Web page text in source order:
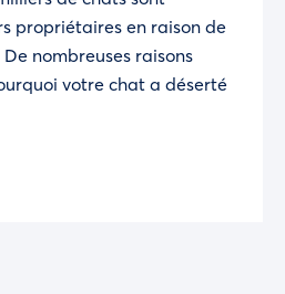
propriétaires en raison de
nombreuses raisons
votre chat a déserté